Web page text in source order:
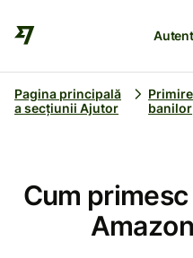
Pagina principală
a secțiunii Ajutor
banilor
Cum